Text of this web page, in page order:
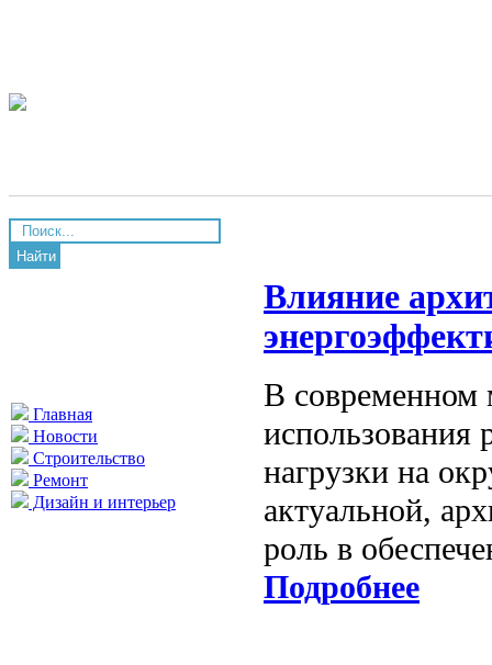
Найти
Главная
Новости
Строительство
Ремонт
Дизайн и интерьер
Влияние
В современном
использования
нагрузки на
актуальной,
роль в
Подробнее